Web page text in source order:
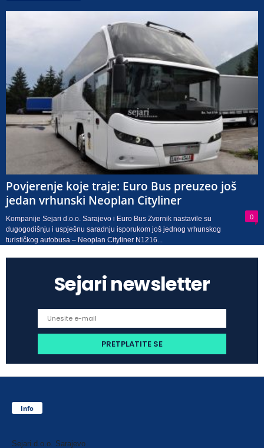
Povjerenje koje traje: Euro Bus preuzeo još
jedan vrhunski Neoplan Cityliner
0
Kompanije Sejari d.o.o. Sarajevo i Euro Bus Zvornik nastavile su
dugogodišnju i uspješnu saradnju isporukom još jednog vrhunskog
turističkog autobusa – Neoplan Cityliner N1216...
Sejari newsletter
Info
Sejari d.o.o. Sarajevo